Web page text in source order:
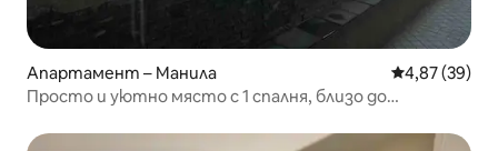
Апартамент – Манила Средна
4,87 (39)
Просто и уютно място с 1 спалня, близо до